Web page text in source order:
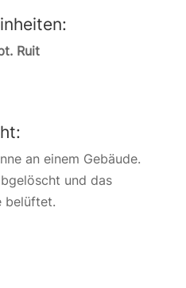
Ruit
an einem Gebäude.
und das
belüftet.